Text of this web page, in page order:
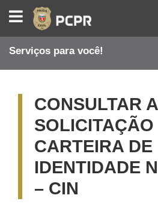
POLÍCIA
CIVIL
DO
PARANÁ
Serviços para você!
CONSULTAR A
SOLICITAÇÃO
CARTEIRA DE
IDENTIDADE
– CIN